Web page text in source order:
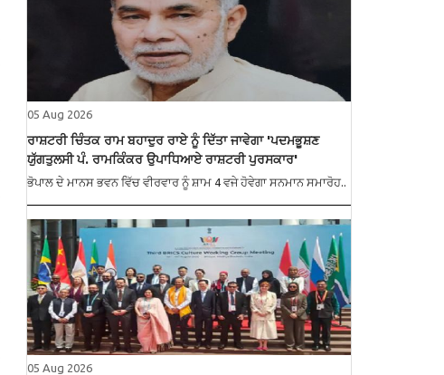
05 Aug 2026
ਰਾਸ਼ਟਰੀ ਚਿੰਤਕ ਰਾਮ ਬਹਾਦੁਰ ਰਾਏ ਨੂੰ ਦਿੱਤਾ ਜਾਵੇਗਾ 'ਪਦਮਭੂਸ਼ਣ
ਯੁੱਗਤੁਲਸੀ ਪੰ. ਰਾਮਕਿੰਕਰ ਉਪਾਧਿਆਏ ਰਾਸ਼ਟਰੀ ਪੁਰਸਕਾਰ'
ਭੋਪਾਲ ਦੇ ਮਾਨਸ ਭਵਨ ਵਿੱਚ ਵੀਰਵਾਰ ਨੂੰ ਸ਼ਾਮ 4 ਵਜੇ ਹੋਵੇਗਾ ਸਨਮਾਨ ਸਮਾਰੋਹ..
05 Aug 2026